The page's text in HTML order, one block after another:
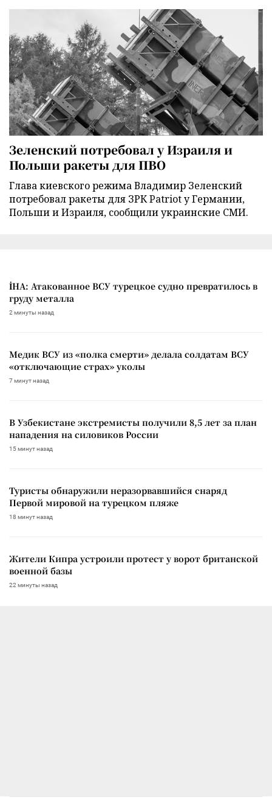
Зеленский потребовал у Израиля и
Польши ракеты для ПВО
Глава киевского режима Владимир Зеленский
потребовал ракеты для ЗРК Patriot у Германии,
Польши и Израиля, сообщили украинские СМИ.
İHA: Атакованное ВСУ турецкое судно превратилось в
груду металла
2 минуты назад
Медик ВСУ из «полка смерти» делала солдатам ВСУ
«отключающие страх» уколы
7 минут назад
В Узбекистане экстремисты получили 8,5 лет за план
нападения на силовиков России
15 минут назад
Туристы обнаружили неразорвавшийся снаряд
Первой мировой на турецком пляже
18 минут назад
Жители Кипра устроили протест у ворот британской
военной базы
22 минуты назад